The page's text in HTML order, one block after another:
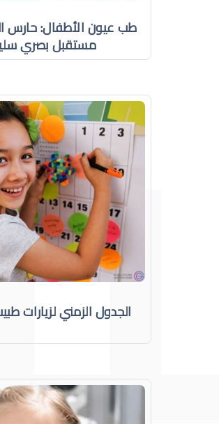
طب عيون الأطفال: حارس
مستقبل بصري
الجدول الزمني لزيارات